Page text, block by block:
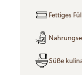
Fettiges
Süße